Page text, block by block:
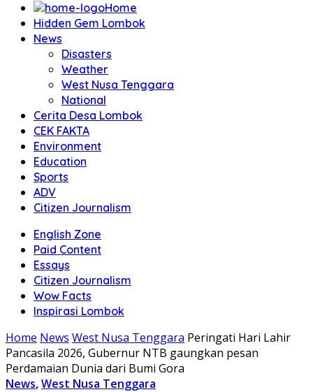
Home
Hidden Gem Lombok
News
Disasters
Weather
West Nusa Tenggara
National
Cerita Desa Lombok
CEK FAKTA
Environment
Education
Sports
ADV
Citizen Journalism
English Zone
Paid Content
Essays
Citizen Journalism
Wow Facts
Inspirasi Lombok
Home News West Nusa Tenggara Peringati Hari Lahir
Pancasila 2026, Gubernur NTB gaungkan pesan
Perdamaian Dunia dari Bumi Gora
News,West Nusa Tenggara